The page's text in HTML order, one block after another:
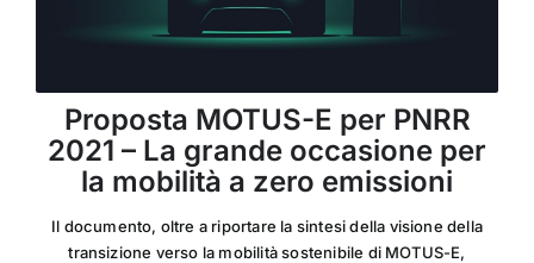
Proposta MOTUS-E per PNRR
2021 – La grande occasione per
la mobilità a zero emissioni
Il documento, oltre a riportare la sintesi della visione della
transizione verso la mobilità sostenibile di MOTUS-E,